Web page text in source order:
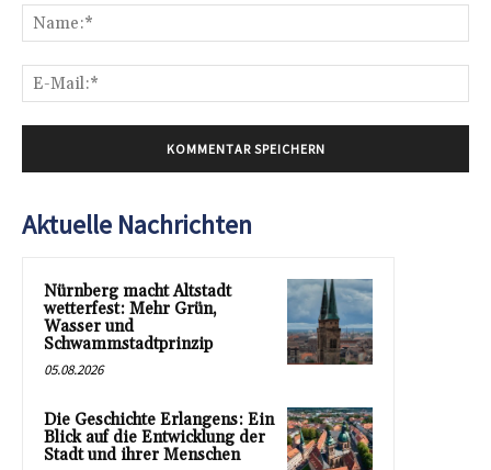
Aktuelle Nachrichten
Nürnberg macht Altstadt
wetterfest: Mehr Grün,
Wasser und
Schwammstadtprinzip
05.08.2026
Die Geschichte Erlangens: Ein
Blick auf die Entwicklung der
Stadt und ihrer Menschen